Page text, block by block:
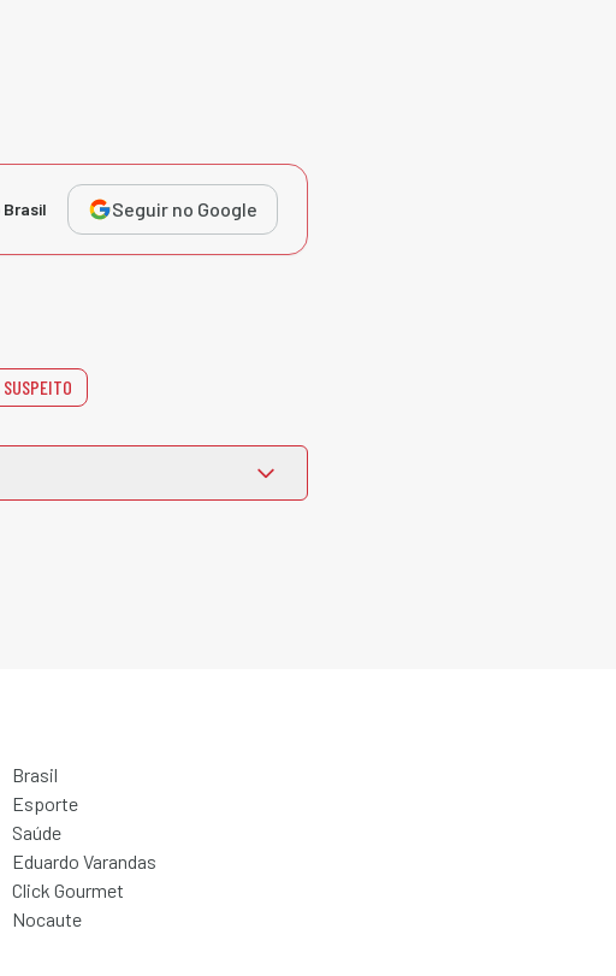
Seguir no Google
SUSPEITO
Brasil
Esporte
Saúde
Eduardo Varandas
Click Gourmet
Nocaute